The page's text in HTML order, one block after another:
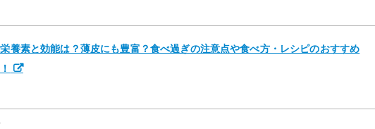
養素と効能は？薄皮にも豊富？食べ過ぎの注意点や食べ方・レシピのおすすめ